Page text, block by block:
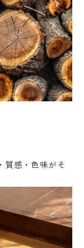
質感・色味がそ